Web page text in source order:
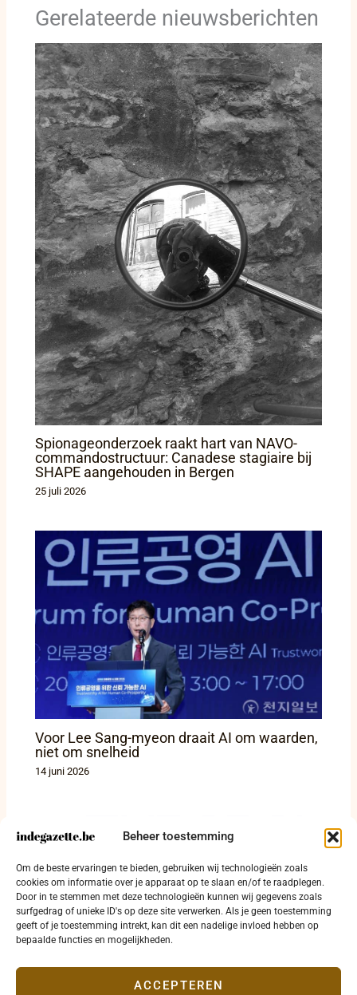
Beheer toestemming
Om de beste ervaringen te bieden, gebruiken wij technologieën zoals
cookies om informatie over je apparaat op te slaan en/of te raadplegen.
Door in te stemmen met deze technologieën kunnen wij gegevens zoals
surfgedrag of unieke ID's op deze site verwerken. Als je geen toestemming
geeft of je toestemming intrekt, kan dit een nadelige invloed hebben op
bepaalde functies en mogelijkheden.
ACCEPTEREN
Gerelateerde nieuwsberichten
Spionageonderzoek raakt hart van NAVO-
commandostructuur: Canadese stagiaire bij
SHAPE aangehouden in Bergen
25 juli 2026
Voor Lee Sang-myeon draait AI om waarden,
niet om snelheid
14 juni 2026
Europol en partners traceren 45 gedwongen
overgebrachte Oekraïense kinderen
20 april 2026